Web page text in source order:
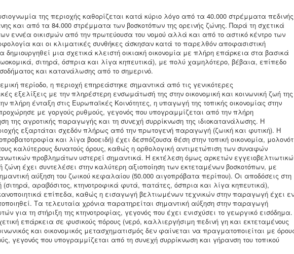
της περιοχής καθορίζεται κατά κύριο λόγο από τα 40.000 στρέμματα πεδινής
και από τα 84.000 στρέμματα των βοσκοτόπων της ορεινής ζώνης. Παρά τη σχετικά
εννέα οικισμών από την πρωτεύουσα του νομού αλλά και από το αστικό κέντρο των
και οι κλιματικές συνθήκες άσκησαν κατά το παρελθόν αποφασιστική
δημιουργηθεί μια σχετικά κλειστή οικιακή οικονομία με πλήρη επάρκεια στα βασικά
σιτηρά, όσπρια και λίγα κηπευτικά), με πολύ χαμηλότερο, βέβαια, επίπεδο
και κατανάλωσης από το σημερινό.
περίοδο, η περιοχή επηρεάστηκε σημαντικά από τις γενικότερες
εξελίξεις με την πληρέστερη ενσωμάτωσή της στην οικονομική και κοινωνική ζωή της
πλήρη ένταξη στις Ευρωπαϊκές Κοινότητες, η υπαγωγή της τοπικής οικονομίας στην
με γοργούς ρυθμούς, γεγονός που υπογραμμίζεται από την πλήρη
της αγροτικής παραγωγής και τη συνεχή συρρίκνωση της ιδιοκατανάλωσης. Η
εξαρτάται σχεδόν πλήρως από την πρωτογενή παραγωγή (ζωική και φυτική). Η
και λίγα βοοειδή) έχει δεσπόζουσα θέση στην τοπική οικονομία,
καλύτερους δυνατούς όρους, καθώς η ορθολογική αντιμετώπιση των συναφών
προβλημάτων υστερεί σημαντικά. Η εκτέλεση όμως αρκετών
ζώνη έχει συντελέσει στην καλύτερη αξιοποίηση των εκτεταμένων βοσκοτόπων, με
αύξηση του ζωικού κεφαλαίου (50.000 αιγοπρόβατα περίπου). Οι αποδόσεις στη
αραβόσιτος, κτηνοτροφικά φυτά, πατάτες, όσπρια και λίγα κηπευτικά),
επίπεδα, καθώς η εισαγωγή βελτιωμένων τεχνικών στην παραγωγή έχει εν
Τα τελευταία χρόνια παρατηρείται σημαντική αύξηση στην παραγωγή
για τη στήριξη της κτηνοτροφίας, γεγονός που έχει ενισχύσει το γεωργικό εισόδημα.
επάρκεια σε φυσικούς πόρους (νερό, καλλιεργήσιμη πεδινή γη και εκτεταμένους
και οικονομικός μετασχηματισμός δεν φαίνεται να πραγματοποιείται με
γεγονός που υπογραμμίζεται από τη συνεχή συρρίκνωση και γήρανση του τοπικού